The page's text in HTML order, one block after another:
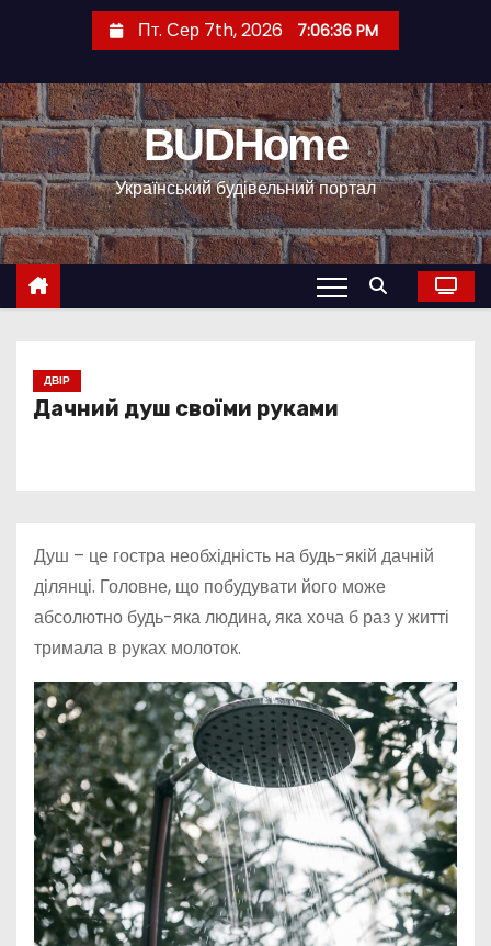
е
й
т
и
д
о
Пт. Сер 7th, 2026 7:06:36 PM
BUDHome
Український будівельний портал
ДВІР
Дачний душ своїми руками
Душ – це гостра необхідність на будь-якій дачній
ділянці. Головне, що побудувати його може
абсолютно будь-яка людина, яка хоча б раз у житті
тримала в руках молоток.